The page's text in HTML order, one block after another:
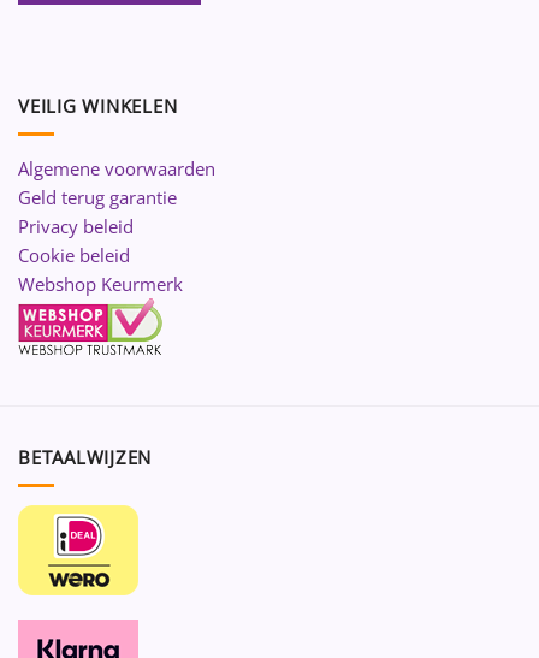
VEILIG WINKELEN
Algemene voorwaarden
Geld terug garantie
Privacy beleid
Cookie beleid
Webshop Keurmerk
BETAALWIJZEN